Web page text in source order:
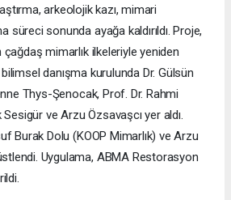
arkeolojik kazı, mimari
süreci sonunda ayağa kaldırıldı. Proje,
mimarlık ilkeleriyle yeniden
danışma kurulunda Dr. Gülsün
Thys-Şenocak, Prof. Dr. Rahmi
Sesigür ve Arzu Özsavaşcı yer aldı.
Burak Dolu (KOOP Mimarlık) ve Arzu
Uygulama, ABMA Restorasyon